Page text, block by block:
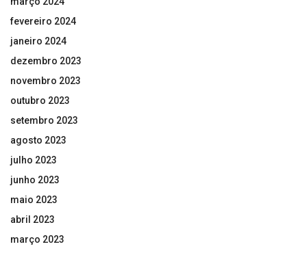
fevereiro 2024
janeiro 2024
dezembro 2023
novembro 2023
outubro 2023
setembro 2023
agosto 2023
julho 2023
junho 2023
maio 2023
abril 2023
março 2023